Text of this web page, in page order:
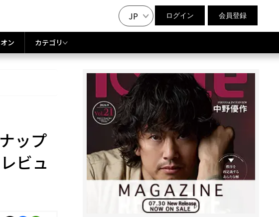
JP ログイン 会員登録
ン カテゴリ
ップ
ビュ